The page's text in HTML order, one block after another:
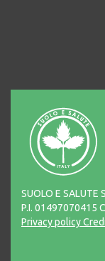
SUOLO E SALUTE
P.I. 01497070415
Privacy policy